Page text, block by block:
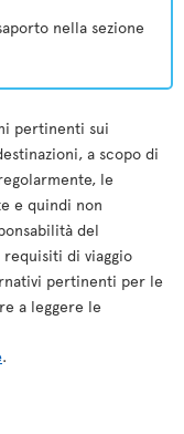
nella sezione
pertinenti sui
a scopo di
le
e quindi non
del
di viaggio
pertinenti per le
a leggere le
.